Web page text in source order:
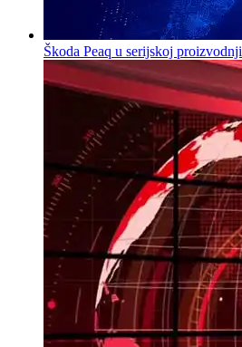
Škoda Peaq u serijskoj proizvodnji